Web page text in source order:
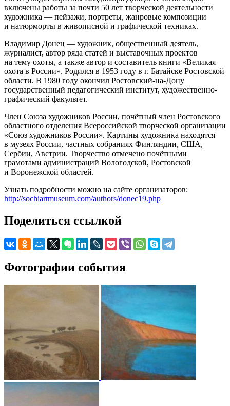
включены работы за почти 50 лет творческой деятельности
художника — пейзажи, портреты, жанровые композиции
и натюрморты в живописной и графической техниках.
Владимир Донец — художник, общественный деятель,
журналист, автор ряда статей и выставочных проектов
на тему охоты, а также автор и составитель книги «Великая
охота в России». Родился в 1953 году в г. Батайске Ростовской
области. В 1980 году окончил Ростовский-на-Дону
государственный педагогический институт, художественно-
графический факультет.
Член Союза художников России, почётный член Ростовского
областного отделения Всероссийской творческой организации
«Союз художников России». Картины художника находятся
в музеях России, частных собраниях Финляндии, США,
Сербии, Австрии. Творчество отмечено почётными
грамотами администраций Вологодской, Ростовской
и Воронежской областей.
Узнать подробности можно на сайте организаторов:
http://sochiartmuseum.com/authors/donec19.php
Поделиться ссылкой
Фотографии события